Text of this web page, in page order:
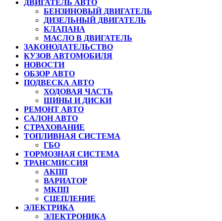
ДВИГАТЕЛЬ АВТО
БЕНЗИНОВЫЙ ДВИГАТЕЛЬ
ДИЗЕЛЬНЫЙ ДВИГАТЕЛЬ
КЛАПАНА
МАСЛО В ДВИГАТЕЛЬ
ЗАКОНОДАТЕЛЬСТВО
КУЗОВ АВТОМОБИЛЯ
НОВОСТИ
ОБЗОР АВТО
ПОДВЕСКА АВТО
ХОДОВАЯ ЧАСТЬ
ШИНЫ И ДИСКИ
РЕМОНТ АВТО
САЛОН АВТО
СТРАХОВАНИЕ
ТОПЛИВНАЯ СИСТЕМА
ГБО
ТОРМОЗНАЯ СИСТЕМА
ТРАНСМИССИЯ
АКПП
ВАРИАТОР
МКПП
СЦЕПЛЕНИЕ
ЭЛЕКТРИКА
ЭЛЕКТРОНИКА